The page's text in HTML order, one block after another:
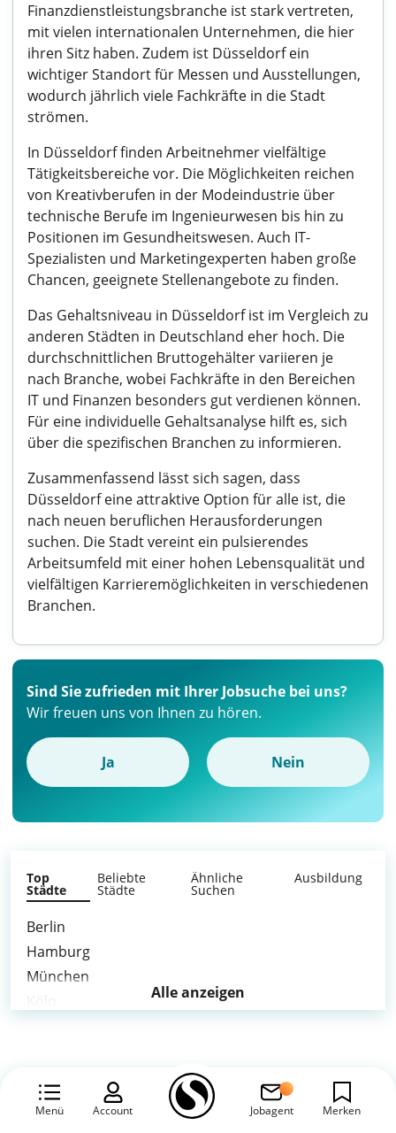
Finanzdienstleistungsbranche ist stark vertreten,
mit vielen internationalen Unternehmen, die hier
ihren Sitz haben. Zudem ist Düsseldorf ein
wichtiger Standort für Messen und Ausstellungen,
wodurch jährlich viele Fachkräfte in die Stadt
strömen.
In Düsseldorf finden Arbeitnehmer vielfältige
Tätigkeitsbereiche vor. Die Möglichkeiten reichen
von Kreativberufen in der Modeindustrie über
technische Berufe im Ingenieurwesen bis hin zu
Positionen im Gesundheitswesen. Auch IT-
Spezialisten und Marketingexperten haben große
Chancen, geeignete Stellenangebote zu finden.
Das Gehaltsniveau in Düsseldorf ist im Vergleich zu
anderen Städten in Deutschland eher hoch. Die
durchschnittlichen Bruttogehälter variieren je
nach Branche, wobei Fachkräfte in den Bereichen
IT und Finanzen besonders gut verdienen können.
Für eine individuelle Gehaltsanalyse hilft es, sich
über die spezifischen Branchen zu informieren.
Zusammenfassend lässt sich sagen, dass
Düsseldorf eine attraktive Option für alle ist, die
nach neuen beruflichen Herausforderungen
suchen. Die Stadt vereint ein pulsierendes
Arbeitsumfeld mit einer hohen Lebensqualität und
vielfältigen Karrieremöglichkeiten in verschiedenen
Branchen.
Menü Account Jobagent Merken
Sind Sie zufrieden mit Ihrer Jobsuche bei uns?
Wir freuen uns von Ihnen zu hören.
Ja Nein
Top
Städte
Beliebte
Städte
Ähnliche
Suchen
Ausbildung
Berlin
Hamburg
München
Leipzig
Alle anzeigen